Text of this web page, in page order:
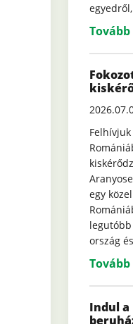
Tovább
egy
ország
Tovább
Indul a